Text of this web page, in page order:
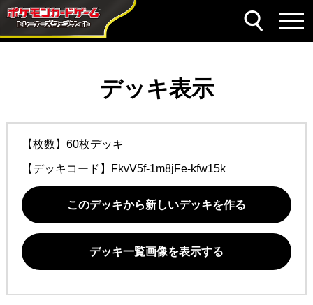
デッキ表示
【枚数】60枚デッキ
【デッキコード】 FkvV5f-1m8jFe-kfw15k
このデッキから新しいデッキを作る
デッキ一覧画像を表示する